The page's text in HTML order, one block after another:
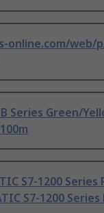
online.com/web/
Series Green/
S7-1200 Series
S7-1200